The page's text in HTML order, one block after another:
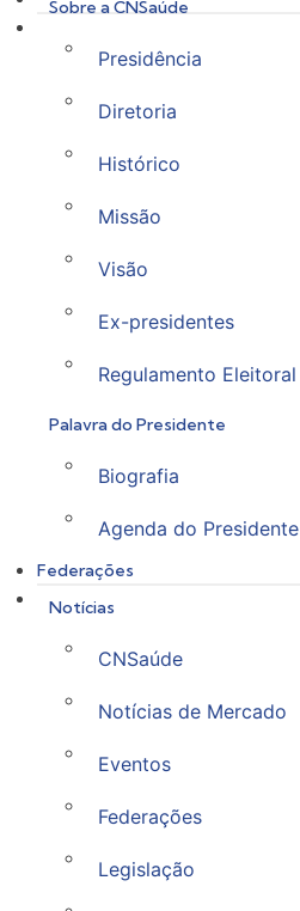
Sobre a CNSaúde
Presidência
Diretoria
Histórico
Missão
Visão
Ex-presidentes
Regulamento Eleitoral
Palavra do Presidente
Biografia
Agenda do Presidente
Federações
Notícias
CNSaúde
Notícias de Mercado
Eventos
Federações
Legislação